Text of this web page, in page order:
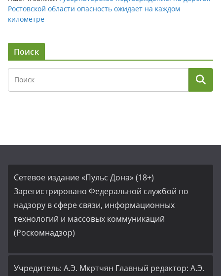
Ростовской области опасность ожидает на каждом
километре
Поиск
Сетевое издание «Пульс Дона» (18+)
Зарегистрировано Федеральной службой по
надзору в сфере связи, информационных
технологий и массовых коммуникаций
(Роскомнадзор)
Учредитель: А.Э. Мкртчян Главный редактор: А.Э.